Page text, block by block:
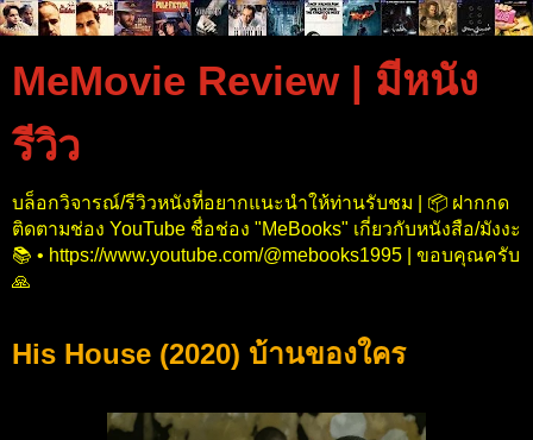
MeMovie Review | มีหนัง
รีวิว
บล็อกวิจารณ์/รีวิวหนังที่อยากแนะนำให้ท่านรับชม | 📦 ฝากกด
ติดตามช่อง YouTube ชื่อช่อง "MeBooks" เกี่ยวกับหนังสือ/มังงะ
📚 • https://www.youtube.com/@mebooks1995 | ขอบคุณครับ
🙏
His House (2020) บ้านของใคร